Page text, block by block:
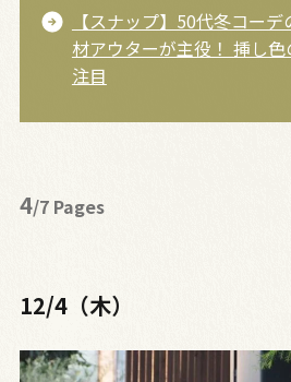
【スナップ】50代冬コー
材アウターが主役！ 挿し
注目
4/7 Pages
12/4（木）